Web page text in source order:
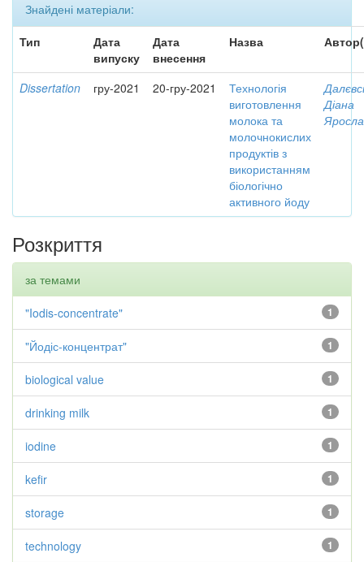
Знайдені матеріали:
Тип
Дата
випуску
Дата
внесення
Назва
Dissertation гру-2021 20-гру-2021
Технологія
виготовлення
молока та
молочнокислих
продуктів з
використанням
біологічно
активного йоду
Діана
Розкриття
за темами
1
"Iodis-concentrate"
1
"Йодіс-концентрат"
1
biological value
1
drinking milk
1
iodine
1
kefir
1
storage
1
technology